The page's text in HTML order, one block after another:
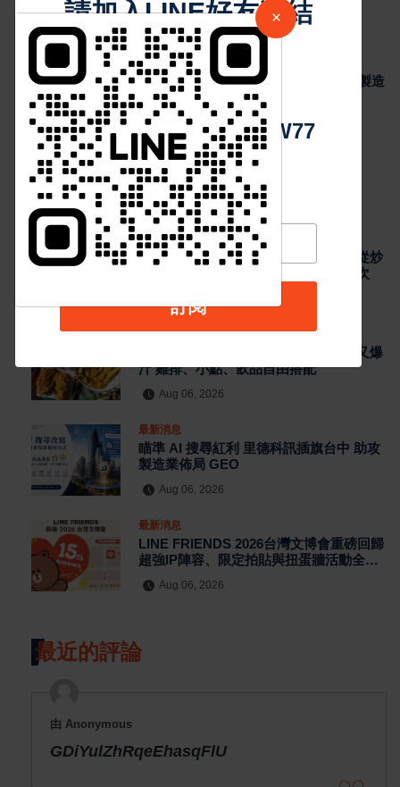
41 Aug 06, 2026
最新消息
瞄準 AI 搜尋紅利 里德科訊插旗台中 助攻製造
業佈局 GEO
45 Aug 06, 2026
熱門新聞
最新消息
泰籍媳婦主廚打造關埔人氣泰式料理 從炒
河粉到咖哩 展現現點現做南洋風味層次
最新消息
雲林宵夜美食 北港人氣炸雞外酥內嫩又爆
汁 雞排、小點、飲品自由搭配
Aug 06, 2026
最新消息
瞄準 AI 搜尋紅利 里德科訊插旗台中 助攻
製造業佈局 GEO
Aug 06, 2026
最新消息
LINE FRIENDS 2026台灣文博會重磅回歸
超強IP陣容、限定拍貼與扭蛋牆活動全公
Aug 06, 2026
最近的評論
由 Anonymous
GDiYulZhRqeEhasqFlU
請加入LINE好友連結
中 華 超 傳 媒
Https://reurl.cc/adqW77
訂閱
×